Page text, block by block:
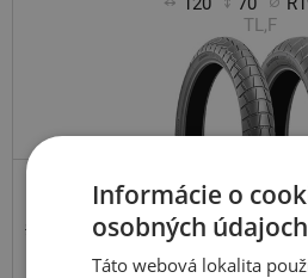
TL,F
223,86 €
100,90 €
Informácie o
osobných údajoch
Táto webová lokalita